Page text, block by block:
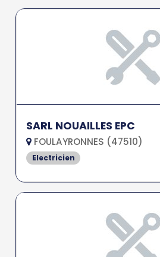
SARL NOUAILLES EPC
FOULAYRONNES (47510)
Electricien